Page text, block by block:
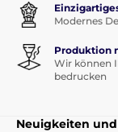
Modernes
Produktion
Wir können
bedrucken
Neuigkeiten